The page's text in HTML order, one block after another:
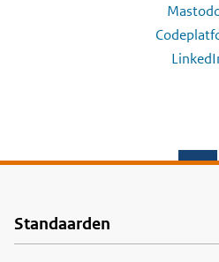
Voet
Standaarden